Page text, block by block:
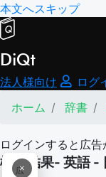
本文へスキップ
DiQt
法人様向け
ログ
ホーム
辞書
ログインすると広告
×
広
検索結果- 英語 -